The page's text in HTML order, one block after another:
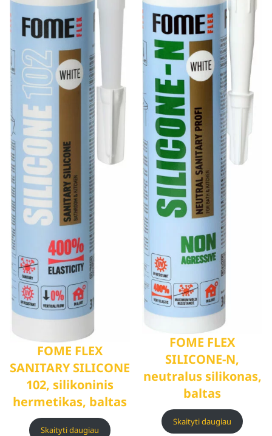
FOME FLEX
SANITARY SILICONE
102, silikoninis
hermetikas, baltas
Skaityti daugiau
FOME FLEX
SILICONE-N,
neutralus silikonas,
baltas
Skaityti daugiau